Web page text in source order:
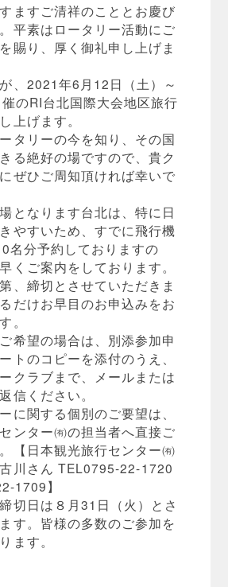
ますご清祥のこととお慶び
平素はロータリー活動にご
賜り、厚く御礼申し上げま
、2021年6月12日（土）～
のRI台北国際大会地区旅行
上げます。
タリーの今を知り、その国
る絶好の場ですので、貴ク
ぜひご周知頂ければ幸いで
となります台北は、特に日
やすいため、すでに飛行機
名分予約しておりますの
くご案内をしております。
、締切とさせていただきま
だけお早目のお申込みをお
。
希望の場合は、別添参加申
トのコピーを添付のうえ、
クラブまで、メールまたは
信ください。
に関する個別のご要望は、
ンター㈲の担当者へ直接ご
【日本観光旅行センター㈲
川さん TEL0795-22-1720
1709】
切日は８月31日（火）とさ
す。皆様の多数のご参加を
ます。